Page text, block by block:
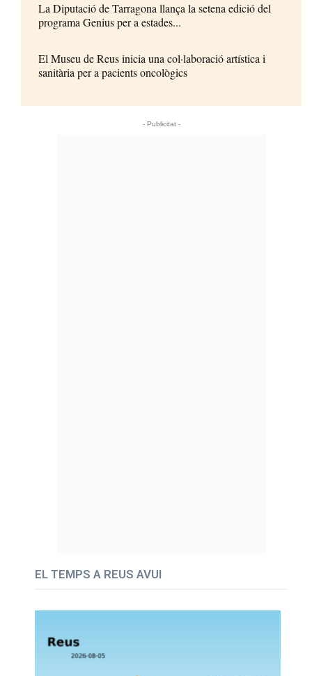
La Diputació de Tarragona llança la setena edició del
programa Genius per a estades...
El Museu de Reus inicia una col·laboració artística i
sanitària per a pacients oncològics
- Publicitat -
EL TEMPS A REUS AVUI